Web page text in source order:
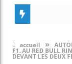
accueil »
F1. AU RED BULL
DEVANT LES DEUX